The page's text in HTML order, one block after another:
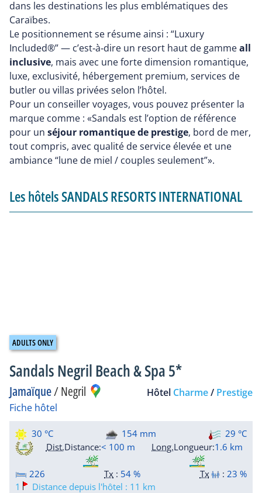
dans les destinations les plus emblématiques des
Caraïbes.
Le positionnement se résume ainsi : “Luxury
Included®” — c’est‑à‑dire un resort haut de gammeall
inclusive, mais avec une forte dimension romantique,
luxe, exclusivité, hébergement premium, services de
butler ou villas privées selon l’hôtel.
Pour un conseiller voyages, vous pouvez présenter la
marque comme : «Sandals est l’option de référence
pour un séjour romantique de prestige, bord de mer,
tout compris, avec qualité de service élevée et une
ambiance “lune de miel / couples seulement”».
Les hôtels SANDALS RESORTS INTERNATIONAL
Sandals Negril Beach & Spa 5*
Jamaïque/Negril Hôtel Charme/ Prestige
Fiche hôtel
30 °C 154 mm
29 °C
Dist.Distance:< 100 m Long.Longueur:1.6 km
226 Tx : 54 % Tx : 23 %
1
Distance depuis l'hôtel : 11 km